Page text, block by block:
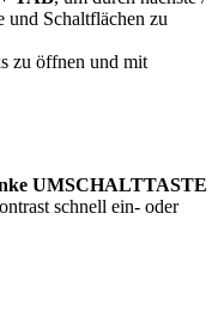
und Schaltflächen zu
zu öffnen und mit
UMSCHALTTASTE
schnell ein- oder